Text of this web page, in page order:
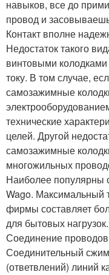
навыков, все до
провод и
Контакт вполне
Недостаток такого
винтовыми
току. В том случае,
самозажимные
технические
целей. Другой
самозажимные
многожильных
Наиболее
Wago. Максимальный
фирмы составляет
для бытовых нагрузок.
Соединение
Соединительный
(ответвлений) линий